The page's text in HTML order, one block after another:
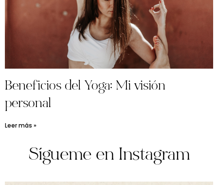
Beneficios del Yoga: Mi visión
personal
Leer más »
Sígueme en Instagram